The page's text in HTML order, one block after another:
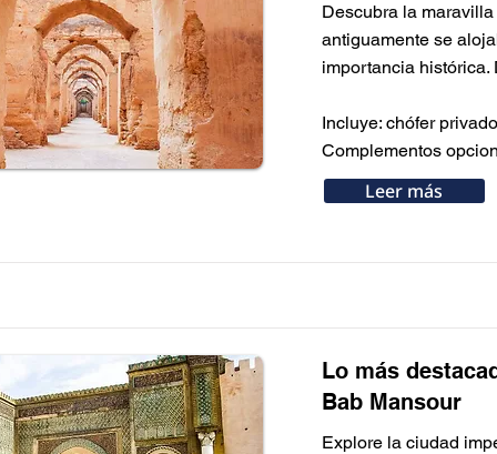
Descubra la
antiguamente se
importancia
Incluye: chófer
Complementos
Leer más
Lo más
Bab Mansour
Explore la ciudad